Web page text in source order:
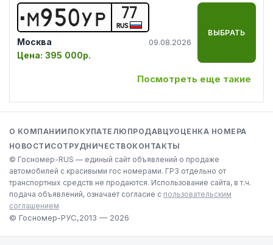
М950УР 77
RUS
Москва 09.08.2026
Цена: 395 000р.
ВЫБРАТЬ
Посмотреть еще такие
© Госномер-RUS — единый сайт объявлений о продаже
автомобилей с красивыми гос номерами. ГРЗ отдельно от
транспортных средств не продаются. Использование сайта, в т.ч.
подача объявлений, означает согласие с пользовательским
соглашением
О КОМПАНИИ ПОКУПАТЕЛЮ ПРОДАВЦУОЦЕНКА НОМЕРА
НОВОСТИСОТРУДНИЧЕСТВОКОНТАКТЫ
© Госномер-РУС,2013 — 2026